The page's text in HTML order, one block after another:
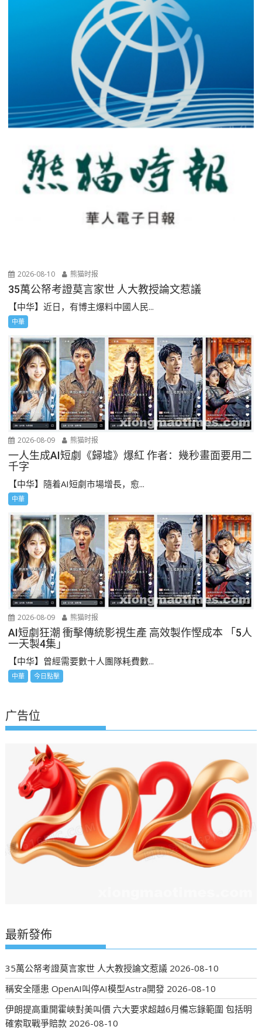
2026-08-10 熊猫时报
35萬公帑考證莫言家世 人大教授論文惹議
【中华】近日，有博主爆料中國人民...
中華
2026-08-09 熊猫时报
一人生成AI短劇《歸墟》爆紅 作者：幾秒畫面要用二
千字
【中华】隨着AI短劇市場增長，愈...
中華
2026-08-09 熊猫时报
AI短劇狂潮 衝擊傳統影視生產 高效製作慳成本 「5人
一天製4集」
【中华】曾經需要數十人團隊耗費數...
中華 今日點擊
广告位
最新發佈
35萬公帑考證莫言家世 人大教授論文惹議 2026-08-10
稱安全隱患 OpenAI叫停AI模型Astra開發 2026-08-10
伊朗提高重開霍峽對美叫價 六大要求超越6月備忘錄範圍 包括明
確索取戰爭賠款 2026-08-10